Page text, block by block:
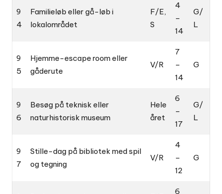
9
4
Familieløb eller gå-løb i
lokalområdet
F/E,
S
4
–
14
G/
L
9
5
Hjemme-escape room eller
gåderute
V/R
7
–
14
G
9
6
Besøg på teknisk eller
naturhistorisk museum
Hele
året
6
–
17
G/
L
9
7
Stille-dag på bibliotek med spil
og tegning
V/R
4
–
12
G
6